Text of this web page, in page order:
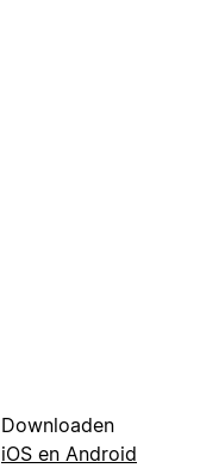
Downloaden
iOS en Android